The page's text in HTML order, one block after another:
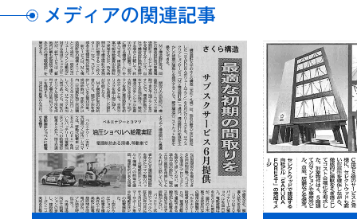
メディアの関連記事